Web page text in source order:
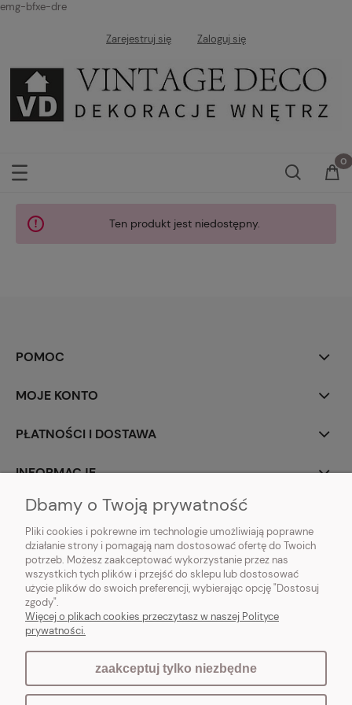
emg-bfxe-dre
Zarejestruj się Zaloguj się
Ten produkt jest niedostępny.
POMOC
MOJE KONTO
PŁATNOŚCI I DOSTAWA
INFORMACJE
O NAS
Vintagedeco.pl - sklep internetowy - meble i artykuły dekoracyjne do domu
i ogrodu w stylu vintage, skandynawskim, prowansalskim, boho, shabby
chic, industrialnym i loft.
Dbamy o Twoją prywatność
Pliki cookies i pokrewne im technologie umożliwiają poprawne
działanie strony i pomagają nam dostosować ofertę do Twoich
potrzeb. Możesz zaakceptować wykorzystanie przez nas
wszystkich tych plików i przejść do sklepu lub dostosować
użycie plików do swoich preferencji, wybierając opcję "Dostosuj
zgody".
Więcej o plikach cookies przeczytasz w naszej Polityce
prywatności.
zaakceptuj tylko niezbędne